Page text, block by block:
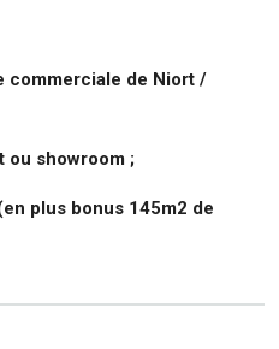
commerciale de Niort /
ou showroom ;
plus bonus 145m2 de